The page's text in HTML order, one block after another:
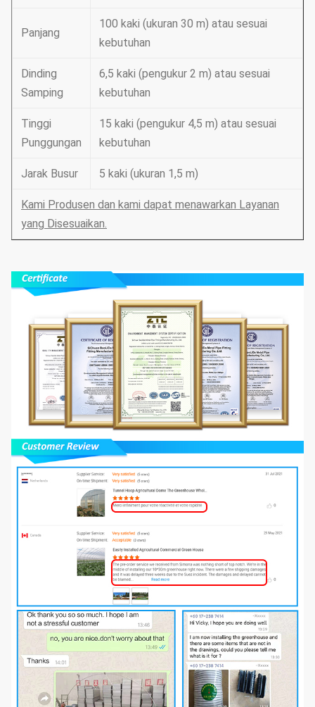
Panjang
100 kaki (ukuran 30 m) atau sesuai
kebutuhan
Dinding
Samping
6,5 kaki (pengukur 2 m) atau sesuai
kebutuhan
Tinggi
Punggungan
15 kaki (pengukur 4,5 m) atau sesuai
kebutuhan
Jarak Busur 5 kaki (ukuran 1,5 m)
Kami Produsen dan kami dapat menawarkan Layanan
yang Disesuaikan.